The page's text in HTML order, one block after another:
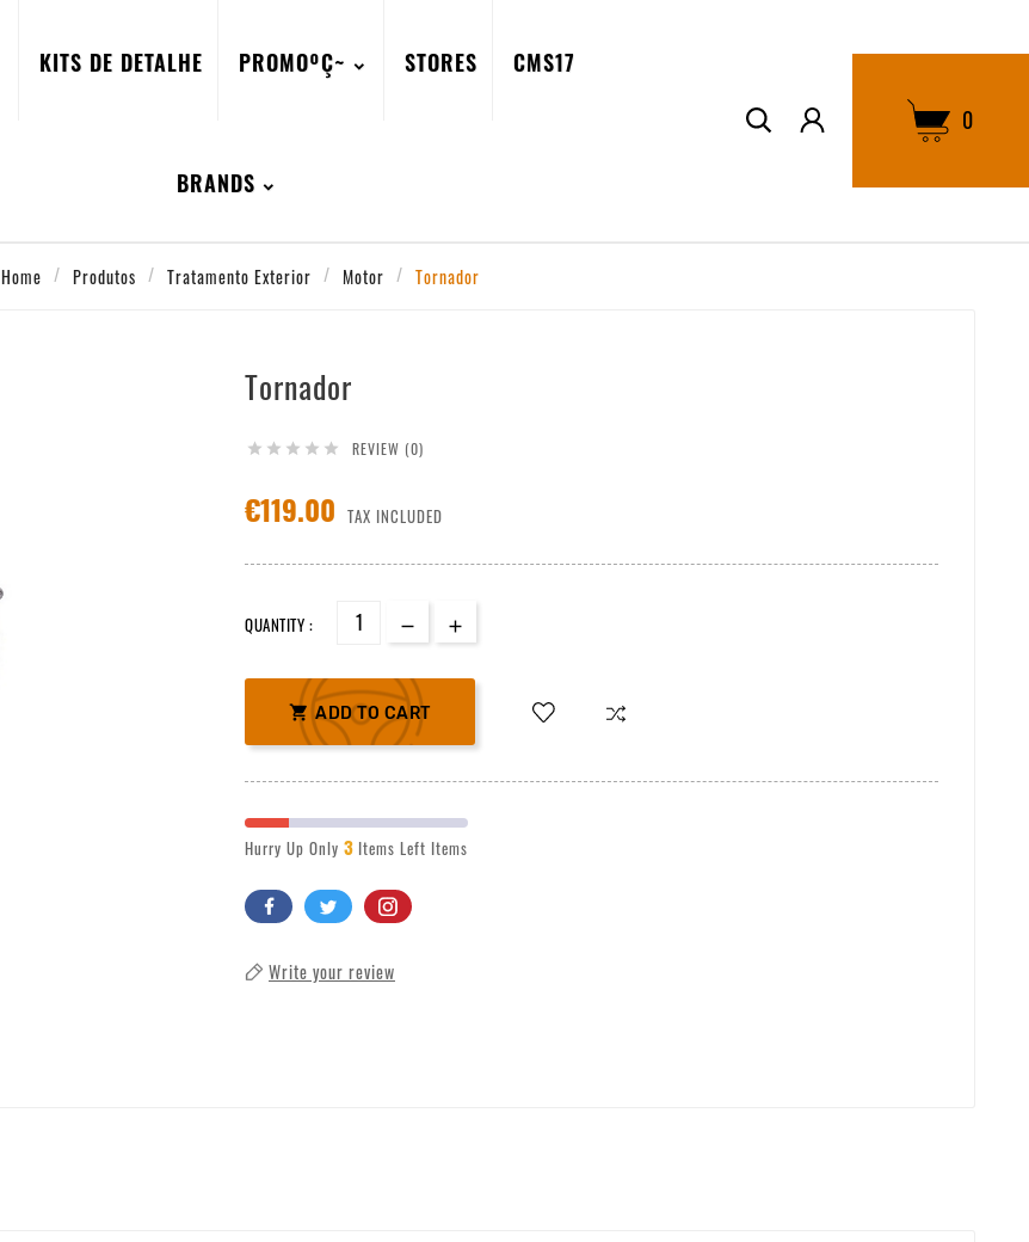
KITS DE DETALHE PROMOºÇ~ STORES CMS17
BRANDS
0
Home Produtos Tratamento Exterior Motor Tornador
Tornador
     REVIEW (0)
€119.00 TAX INCLUDED
QUANTITY :
 ADD TO CART
Hurry Up Only 3 Items Left Items
Write your review